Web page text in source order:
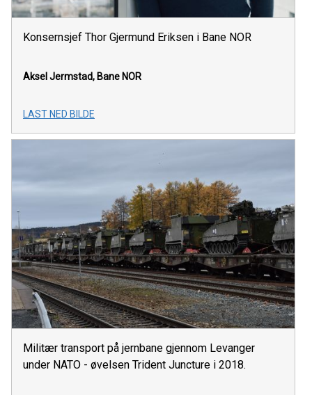
Konsernsjef Thor Gjermund Eriksen i Bane NOR
Aksel Jermstad, Bane NOR
LAST NED BILDE
Militær transport på jernbane gjennom Levanger
under NATO - øvelsen Trident Juncture i 2018.